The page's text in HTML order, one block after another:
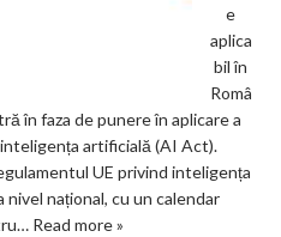
e
aplica
bil în
Româ
în faza de punere în aplicare a
artificială (AI Act).
UE privind inteligența
național, cu un calendar
Read more »